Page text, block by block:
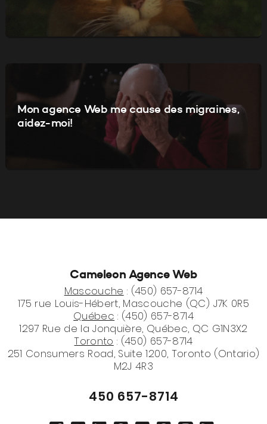
Mon agence Web me cause des migraines,
aidez-moi!
Cameleon Agence Web
Mascouche : (450) 657-8714
175 rue Louis-Hébert, Mascouche (QC) J7K 0R5
Québec : (450) 657-8714
1297 Rue de la Jonquière, Québec, QC G1N3X2
Toronto : (450) 657-8714
251 Consumers Road, Suite 1200, Toronto (Ontario)
M2J 4R3
450 657-8714